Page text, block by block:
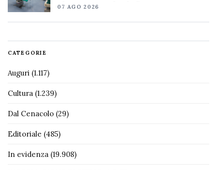
07 AGO 2026
CATEGORIE
Auguri (1.117)
Cultura (1.239)
Dal Cenacolo (29)
Editoriale (485)
In evidenza (19.908)